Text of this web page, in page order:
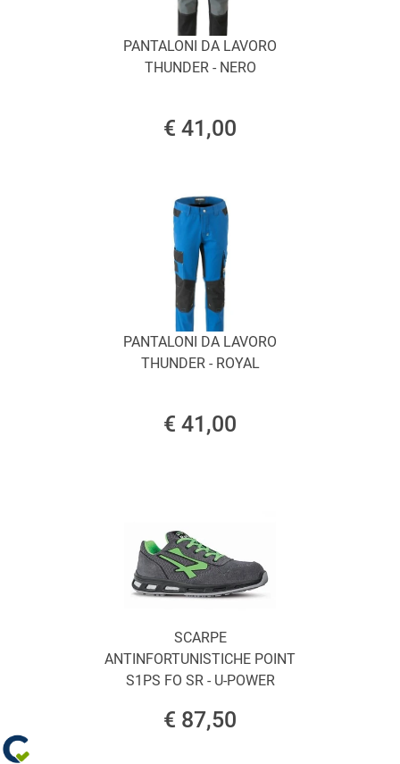
PANTALONI DA LAVORO
THUNDER - NERO
€ 41,00
PANTALONI DA LAVORO
THUNDER - ROYAL
€ 41,00
SCARPE
ANTINFORTUNISTICHE POINT
S1PS FO SR - U-POWER
€ 87,50